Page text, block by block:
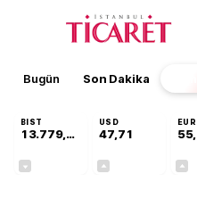
Bugün Son Dakika
BIST
13.779,39
USD
47,71
EUR